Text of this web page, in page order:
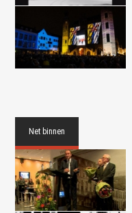
Net binnen